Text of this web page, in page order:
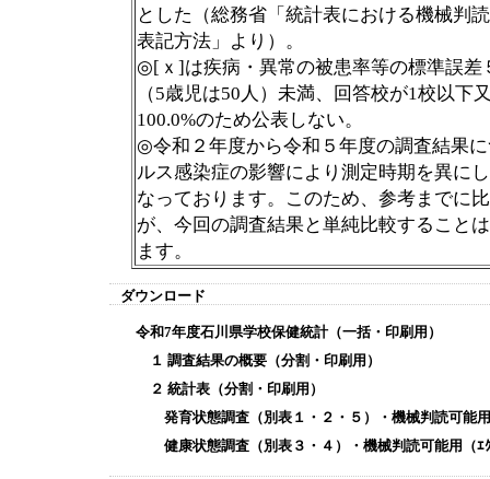
とした（総務省「統計表における機械判
表記方法」より）。
◎[ｘ]は疾病・異常の被患率等の標準誤差
（5歳児は50人）未満、回答校が1校以下
100.0%のため公表しない。
◎令和２年度から令和５年度の調査結果
ルス感染症の影響により測定時期を異に
なっております。このため、参考までに
が、今回の調査結果と単純比較すること
ます。
ダウンロード
令和7年度石川県学校保健統計（一括・印刷用）
１ 調査結果の概要（分割・印刷用）
２ 統計表（分割・印刷用）
発育状態調査（別表１・２・５）・機械判読可能用
健康状態調査（別表３・４）・機械判読可能用（ｴ